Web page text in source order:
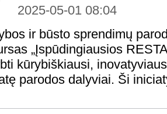
2025-05-01 08:04
ir būsto sprendimų
„Įspūdingiausios
kūrybiškiausi,
parodos dalyviai. Ši